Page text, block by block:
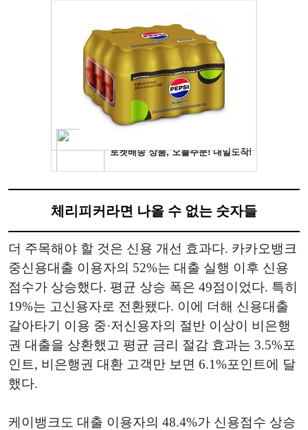
체리피커라면 나올 수 없는 숫자들
더 주목해야 할 것은 신용 개선 효과다. 카카오뱅크
중신용대출 이용자의 52%는 대출 실행 이후 신용
점수가 상승했다. 평균 상승 폭은 49점이었다. 특히
19%는 고신용자로 전환됐다. 이에 더해 신용대출
갈아타기 이용 중·저신용자의 절반 이상이 비은행
권 대출을 상환했고 평균 금리 절감 효과는 3.5%포
인트, 비은행권 대환 고객만 보면 6.1%포인트에 달
했다.
케이뱅크도 대출 이용자의 48.4%가 신용점수 상승